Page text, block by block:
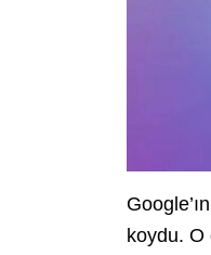
koydu. O